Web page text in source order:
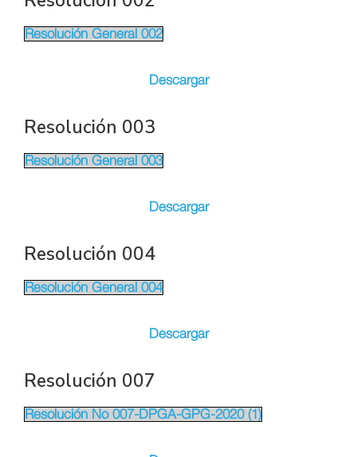
Resolución General 002
Descargar
Resolución 003
Resolución General 003
Descargar
Resolución 004
Resolución General 004
Descargar
Resolución 007
Resolución No 007-DPGA-GPG-2020 (1)